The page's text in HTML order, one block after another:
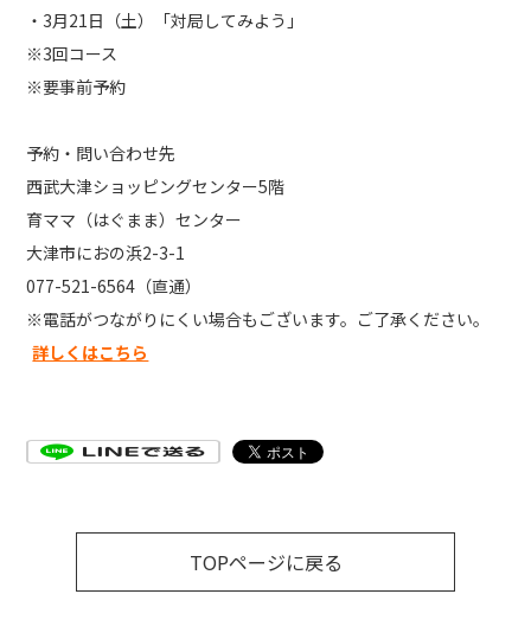
・3月21日（土）「対局してみよう」
※3回コース
※要事前予約
予約・問い合わせ先
西武大津ショッピングセンター5階
育ママ（はぐまま）センター
大津市におの浜2-3-1
077-521-6564（直通）
※電話がつながりにくい場合もございます。ご了承ください。
詳しくはこちら
TOPページに戻る